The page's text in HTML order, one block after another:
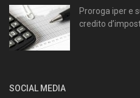
Proroga iper e
credito
SOCIAL MEDIA